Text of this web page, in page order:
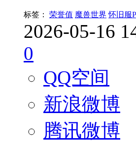
标签： 荣誉值 魔兽世界 怀旧服
2026-05-16
0
QQ空间
新浪微博
腾讯微博